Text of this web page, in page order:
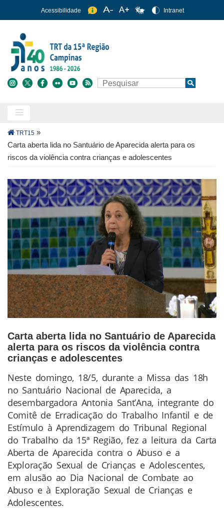
para
conteúdo
principal
Acessibilidade Intranet
Buscar Search
Trilha
de
navegação
TRT15 »
Carta aberta lida no Santuário de Aparecida alerta para os
riscos da violência contra crianças e adolescentes
Carta aberta lida no Santuário de Aparecida
alerta para os riscos da violência contra
crianças e adolescentes
Conteúdo
da
Notícia
Neste domingo, 18/5, durante a Missa das 18h
no Santuário Nacional de Aparecida, a
desembargadora Antonia Sant’Ana, integrante do
Comitê de Erradicação do Trabalho Infantil e de
Estímulo à Aprendizagem do Tribunal Regional
do Trabalho da 15ª Região, fez a leitura da Carta
Aberta de Aparecida contra o Abuso e a
Exploração Sexual de Crianças e Adolescentes,
em alusão ao Dia Nacional de Combate ao
Abuso e à Exploração Sexual de Crianças e
Adolescentes.